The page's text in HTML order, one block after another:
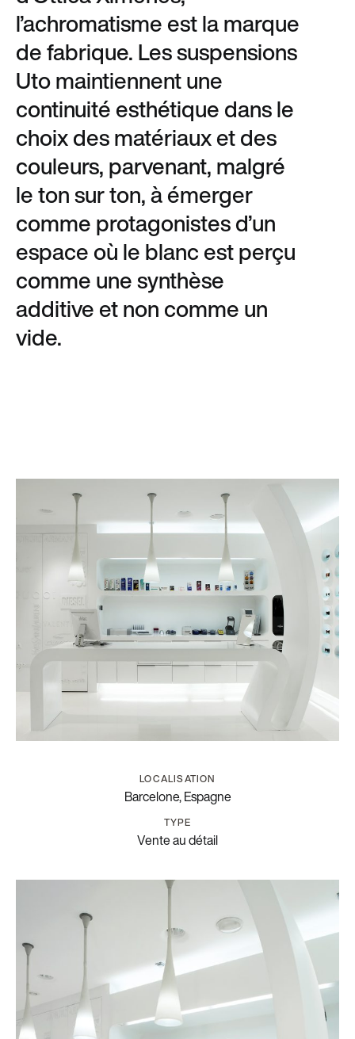
LOCALISATION
Barcelone,Espagne
TYPE
Vente au détail
l’achromatisme est la marque
de fabrique. Les suspensions
Uto maintiennent une
continuité esthétique dans le
choix des matériaux et des
couleurs, parvenant, malgré
le ton sur ton, à émerger
comme protagonistes d’un
espace où le blanc est perçu
comme une synthèse
additive et non comme un
vide.